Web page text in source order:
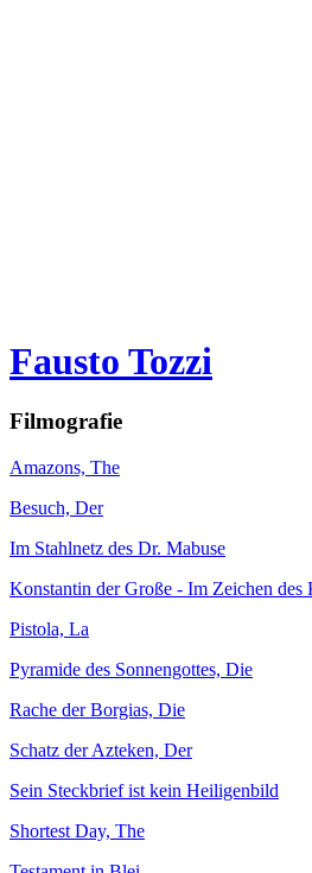
Fausto Tozzi
Filmografie
Amazons, The
Besuch, Der
Im Stahlnetz des Dr. Mabuse
Konstantin der Große - Im Zeichen des
Pistola, La
Pyramide des Sonnengottes, Die
Rache der Borgias, Die
Schatz der Azteken, Der
Sein Steckbrief ist kein Heiligenbild
Shortest Day, The